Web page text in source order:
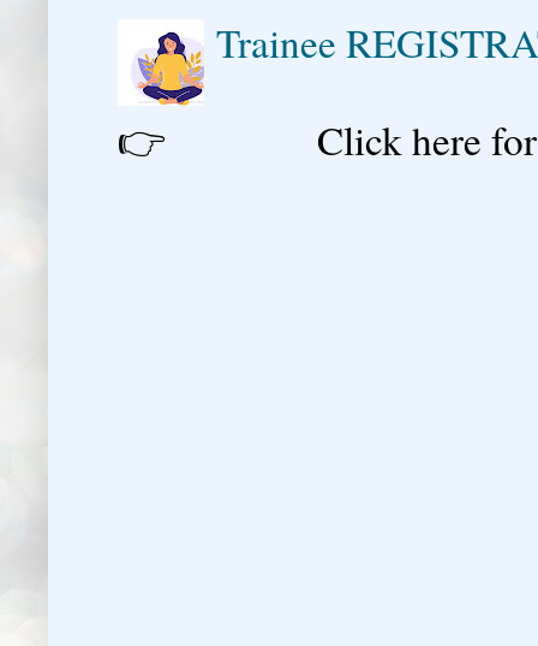
Trainee
👉 Click here for